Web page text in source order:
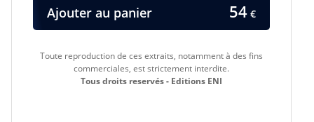
Ajouter au panier 54 €
Toute reproduction de ces extraits, notamment à des fins
commerciales, est strictement interdite.
Tous droits reservés - Editions ENI